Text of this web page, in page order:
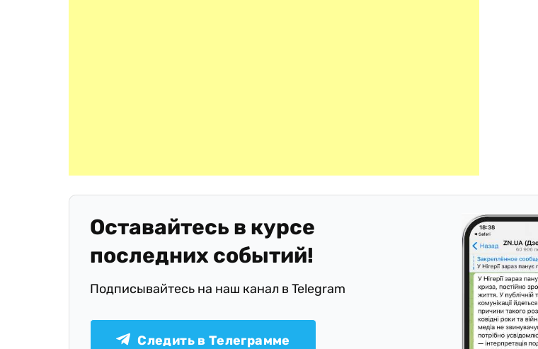
Оставайтесь в курсе
последних событий!
Подписывайтесь на наш канал в Telegram
Следить в Телеграмме